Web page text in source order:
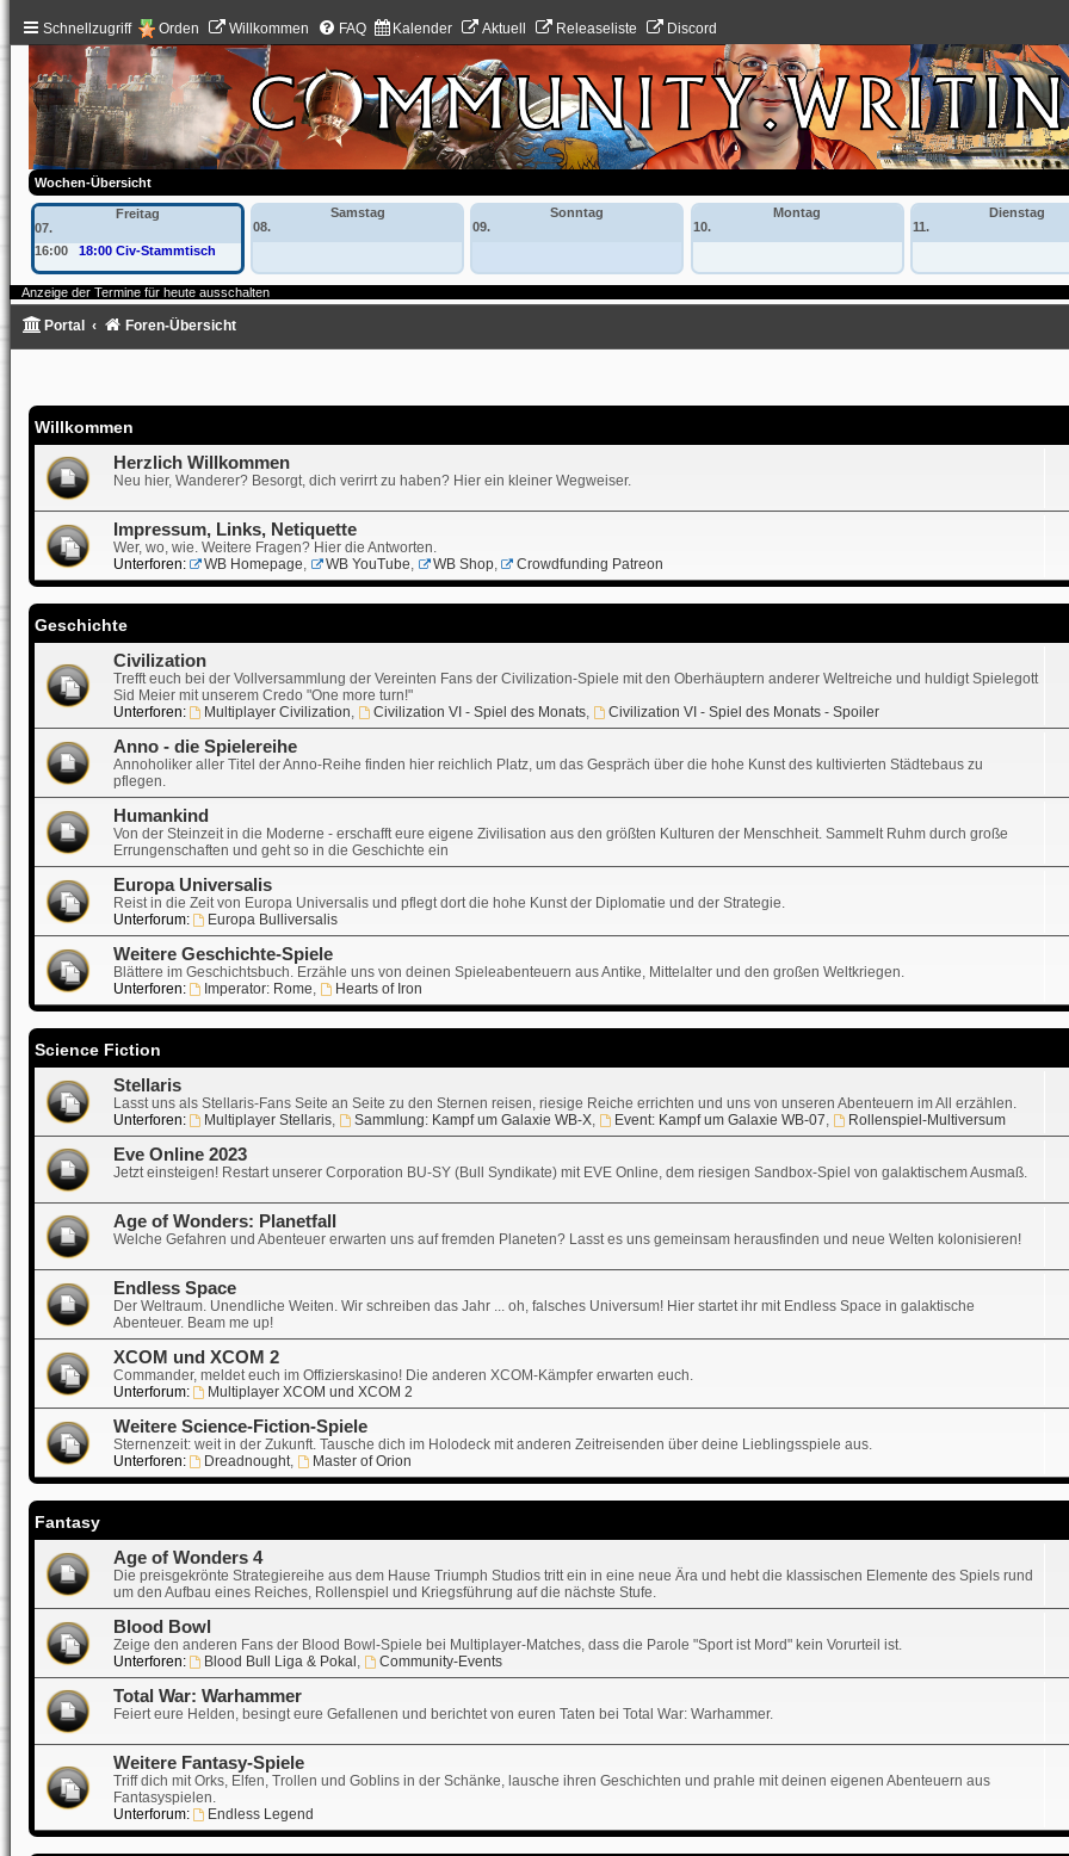
Schnellzugriff Orden Willkommen FAQ Kalender Aktuell Releaseliste Discord
Wochen-Übersicht
Freitag
07.
16:00
18:00 Civ-Stammtisch
Samstag
08.
Sonntag
09.
Montag
10.
Dienstag
11.
Anzeige der Termine für heute ausschalten
Portal Foren-Übersicht
Willkommen
Herzlich Willkommen
Neu hier, Wanderer? Besorgt, dich verirrt zu haben? Hier ein kleiner Wegweiser.
Impressum, Links, Netiquette
Wer, wo, wie. Weitere Fragen? Hier die Antworten.
Unterforen:
WB Homepage, WB YouTube, WB Shop, Crowdfunding Patreon
Geschichte
Civilization
Trefft euch bei der Vollversammlung der Vereinten Fans der Civilization-Spiele mit den Oberhäuptern anderer Weltreiche und huldigt Spielegott
Sid Meier mit unserem Credo "One more turn!"
Unterforen:
Multiplayer Civilization, Civilization VI - Spiel des Monats, Civilization VI - Spiel des Monats - Spoiler
Anno - die Spielereihe
Annoholiker aller Titel der Anno-Reihe finden hier reichlich Platz, um das Gespräch über die hohe Kunst des kultivierten Städtebaus zu
pflegen.
Humankind
Von der Steinzeit in die Moderne - erschafft eure eigene Zivilisation aus den größten Kulturen der Menschheit. Sammelt Ruhm durch große
Errungenschaften und geht so in die Geschichte ein
Europa Universalis
Reist in die Zeit von Europa Universalis und pflegt dort die hohe Kunst der Diplomatie und der Strategie.
Unterforum:
Europa Bulliversalis
Weitere Geschichte-Spiele
Blättere im Geschichtsbuch. Erzähle uns von deinen Spieleabenteuern aus Antike, Mittelalter und den großen Weltkriegen.
Unterforen:
Imperator: Rome, Hearts of Iron
Science Fiction
Stellaris
Lasst uns als Stellaris-Fans Seite an Seite zu den Sternen reisen, riesige Reiche errichten und uns von unseren Abenteuern im All erzählen.
Unterforen:
Multiplayer Stellaris, Sammlung: Kampf um Galaxie WB-X, Event: Kampf um Galaxie WB-07, Rollenspiel-Multiversum
Eve Online 2023
Jetzt einsteigen! Restart unserer Corporation BU-SY (Bull Syndikate) mit EVE Online, dem riesigen Sandbox-Spiel von galaktischem Ausmaß.
Age of Wonders: Planetfall
Welche Gefahren und Abenteuer erwarten uns auf fremden Planeten? Lasst es uns gemeinsam herausfinden und neue Welten kolonisieren!
Endless Space
Der Weltraum. Unendliche Weiten. Wir schreiben das Jahr ... oh, falsches Universum! Hier startet ihr mit Endless Space in galaktische
Abenteuer. Beam me up!
XCOM und XCOM 2
Commander, meldet euch im Offizierskasino! Die anderen XCOM-Kämpfer erwarten euch.
Unterforum:
Multiplayer XCOM und XCOM 2
Weitere Science-Fiction-Spiele
Sternenzeit: weit in der Zukunft. Tausche dich im Holodeck mit anderen Zeitreisenden über deine Lieblingsspiele aus.
Unterforen:
Dreadnought, Master of Orion
Fantasy
Age of Wonders 4
Die preisgekrönte Strategiereihe aus dem Hause Triumph Studios tritt ein in eine neue Ära und hebt die klassischen Elemente des Spiels rund
um den Aufbau eines Reiches, Rollenspiel und Kriegsführung auf die nächste Stufe.
Blood Bowl
Zeige den anderen Fans der Blood Bowl-Spiele bei Multiplayer-Matches, dass die Parole "Sport ist Mord" kein Vorurteil ist.
Unterforen:
Blood Bull Liga & Pokal , Community-Events
Total War: Warhammer
Feiert eure Helden, besingt eure Gefallenen und berichtet von euren Taten bei Total War: Warhammer.
Weitere Fantasy-Spiele
Triff dich mit Orks, Elfen, Trollen und Goblins in der Schänke, lausche ihren Geschichten und prahle mit deinen eigenen Abenteuern aus
Fantasyspielen.
Unterforum:
Endless Legend